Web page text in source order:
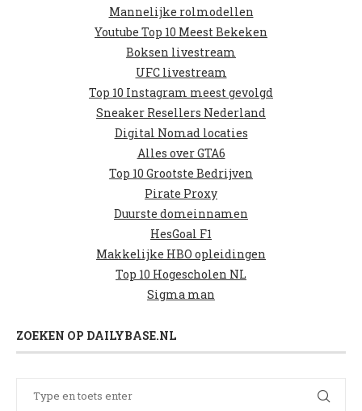
Mannelijke rolmodellen
Youtube Top 10 Meest Bekeken
Boksen livestream
UFC livestream
Top 10 Instagram meest gevolgd
Sneaker Resellers Nederland
Digital Nomad locaties
Alles over GTA6
Top 10 Grootste Bedrijven
Pirate Proxy
Duurste domeinnamen
HesGoal F1
Makkelijke HBO opleidingen
Top 10 Hogescholen NL
Sigma man
ZOEKEN OP DAILYBASE.NL